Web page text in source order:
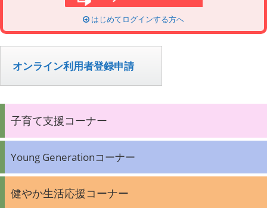
はじめてログインする方へ
オンライン利用者登録申請
子育て支援コーナー
Young Generationコーナー
健やか生活応援コーナー